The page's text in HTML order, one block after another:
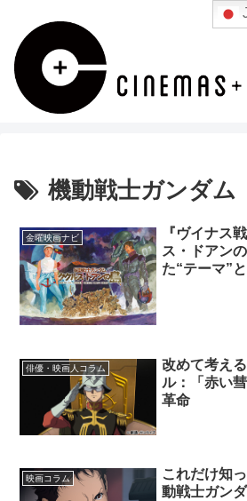
機動戦士ガンダム
金曜映画ナビ
『ヴイナス
ス・ドアン
た“テーマ”
俳優・映画人コラム
改めて考え
ル：「赤い
革命
映画コラム
これだけ知
動戦士ガン